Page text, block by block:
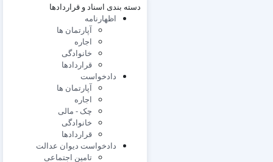
دسته بندی اسناد و قراردادها
اظهارنامه
آپارتمان ها
اجاره
خانوادگی
قراردادها
دادخواست
آپارتمان ها
اجاره
چک - مالی
خانوادگی
قراردادها
دادخواست دیوان عدالت
تامین اجتماعی